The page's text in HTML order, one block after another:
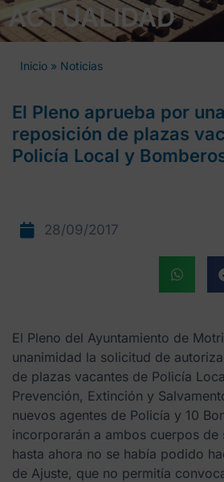
ACTUALIDAD
Inicio » Noticias
El Pleno aprueba por
reposición de plazas
Policía Local y
28/09/2017
El Pleno del Ayuntamiento de
unanimidad la solicitud de
de plazas vacantes de Policía
Prevención, Extinción y
nuevos agentes de Policía y 10
incorporarán a ambos cuerpos
hasta ahora no se había podido
de Ajuste, que no permitía